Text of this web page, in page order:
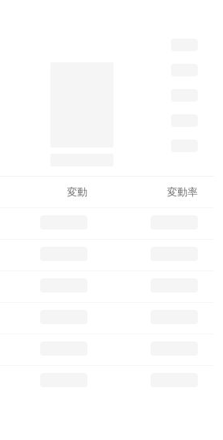
変動 変動率